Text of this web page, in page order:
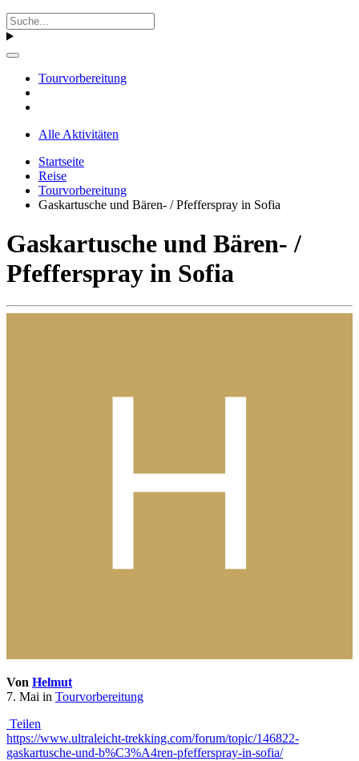
Tourvorbereitung
Alle Aktivitäten
Startseite
Reise
Tourvorbereitung
Gaskartusche und Bären- / Pfefferspray in Sofia
Gaskartusche und Bären- /
Pfefferspray in Sofia
Von Helmut
7. Mai in Tourvorbereitung
Teilen
https://www.ultraleicht-trekking.com/forum/topic/146822-
gaskartusche-und-b%C3%A4ren-pfefferspray-in-sofia/